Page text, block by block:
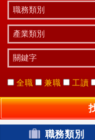
全職 兼職 工讀
職務類別